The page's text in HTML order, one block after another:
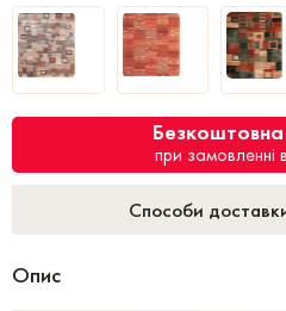
при замовленні
Способи
Опис